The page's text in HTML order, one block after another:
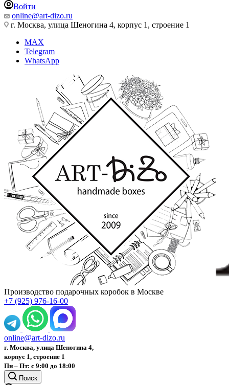
Войти
online@art-dizo.ru
г. Москва, улица Шеногина 4, корпус 1, строение 1
MAX
Telegram
WhatsApp
Производство подарочных коробок в Москве
+7 (925) 976-16-00
online@art-dizo.ru
г. Москва, улица Шеногина 4,
корпус 1, строение 1
Пн – Пт: с 9:00 до 18:00
Поиск